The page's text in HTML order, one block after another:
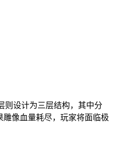
则设计为三层结构，其中分
像血量耗尽，玩家将面临极